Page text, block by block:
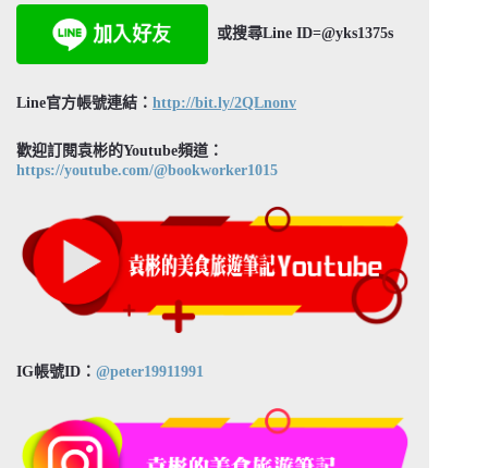
或搜尋Line ID=@yks1375s
Line官方帳號連結： http://bit.ly/2QLnonv
歡迎訂閱袁彬的Youtube頻道：
https://youtube.com/@bookworker1015
IG帳號ID： @peter19911991